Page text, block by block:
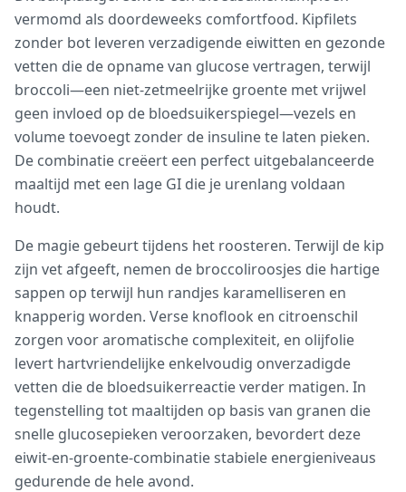
vermomd als doordeweeks comfortfood. Kipfilets
zonder bot leveren verzadigende eiwitten en gezonde
vetten die de opname van glucose vertragen, terwijl
broccoli—een niet-zetmeelrijke groente met vrijwel
geen invloed op de bloedsuikerspiegel—vezels en
volume toevoegt zonder de insuline te laten pieken.
De combinatie creëert een perfect uitgebalanceerde
maaltijd met een lage GI die je urenlang voldaan
houdt.
De magie gebeurt tijdens het roosteren. Terwijl de kip
zijn vet afgeeft, nemen de broccoliroosjes die hartige
sappen op terwijl hun randjes karamelliseren en
knapperig worden. Verse knoflook en citroenschil
zorgen voor aromatische complexiteit, en olijfolie
levert hartvriendelijke enkelvoudig onverzadigde
vetten die de bloedsuikerreactie verder matigen. In
tegenstelling tot maaltijden op basis van granen die
snelle glucosepieken veroorzaken, bevordert deze
eiwit-en-groente-combinatie stabiele energieniveaus
gedurende de hele avond.